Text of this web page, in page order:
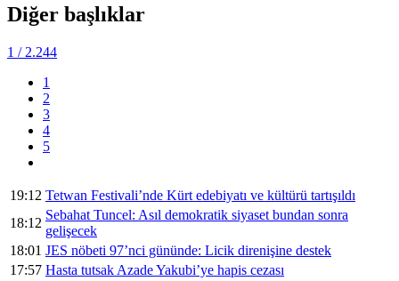
Diğer başlıklar
1 / 2.244
1
2
3
4
5
19:12 Tetwan Festivali’nde Kürt edebiyatı ve kültürü tartışıldı
18:12
Sebahat Tuncel: Asıl demokratik siyaset bundan sonra
gelişecek
18:01 JES nöbeti 97’nci gününde: Licik direnişine destek
17:57 Hasta tutsak Azade Yakubi’ye hapis cezası